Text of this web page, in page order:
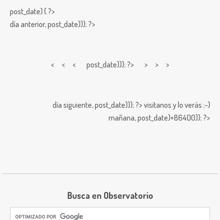
post_date) { ?>
día anterior,post_date))); ?>
< < < post_date))); ?> > > >
día siguiente,post_date))); ?> visitanos y lo verás ;-)
mañana,post_date)+86400)); ?>
Busca en Observatorio